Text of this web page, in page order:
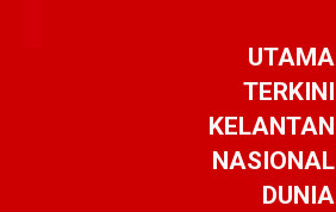
UTAMA
TERKINI
KELANTAN
NASIONAL
DUNIA